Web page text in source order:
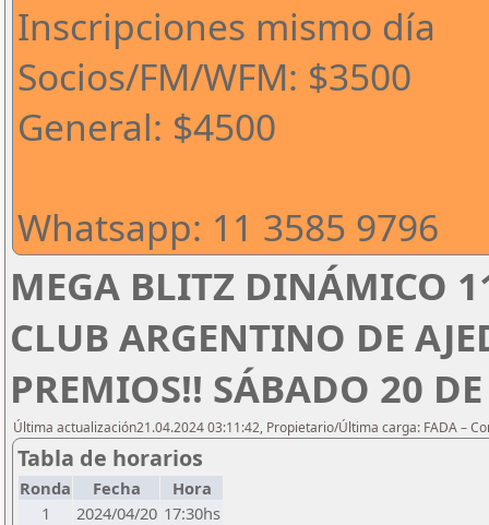
Inscripciones mismo día
Socios/FM/WFM: $3500
General: $4500
Whatsapp: 11 3585 9796
MEGA BLITZ DINÁMICO
CLUB ARGENTINO DE
PREMIOS!! SÁBADO 20
Última actualización21.04.2024 03:11:42, Propietario/Última carga: FADA –
Tabla de horarios
Ronda Fecha
Hora
1
2024/04/20 17:30hs